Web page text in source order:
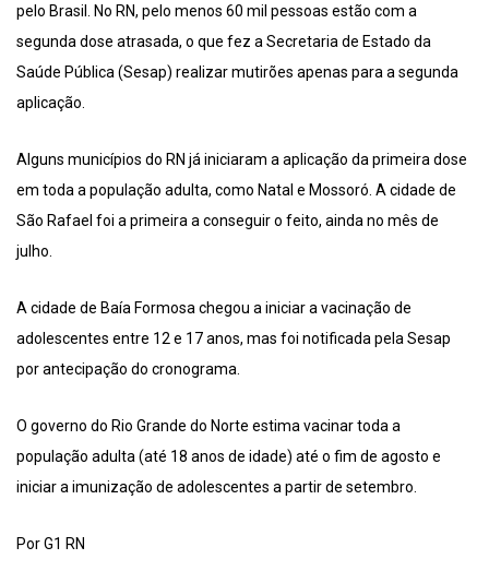
pelo Brasil. No RN, pelo menos 60 mil pessoas estão com a
segunda dose atrasada, o que fez a Secretaria de Estado da
Saúde Pública (Sesap) realizar mutirões apenas para a segunda
aplicação.
Alguns municípios do RN já iniciaram a aplicação da primeira dose
em toda a população adulta, como Natal e Mossoró. A cidade de
São Rafael foi a primeira a conseguir o feito, ainda no mês de
julho.
A cidade de Baía Formosa chegou a iniciar a vacinação de
adolescentes entre 12 e 17 anos, mas foi notificada pela Sesap
por antecipação do cronograma.
O governo do Rio Grande do Norte estima vacinar toda a
população adulta (até 18 anos de idade) até o fim de agosto e
iniciar a imunização de adolescentes a partir de setembro.
Por G1 RN